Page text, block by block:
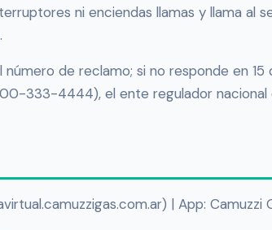
ni enciendas llamas y llama al
de reclamo; si no responde en 15
333-4444), el ente regulador nacional
| App: Camuzzi